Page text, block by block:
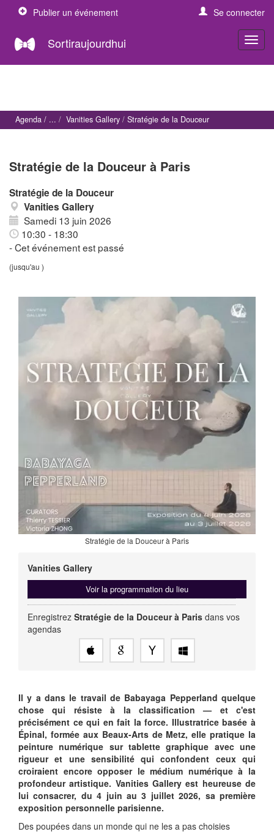
Publier un événement Se connecter
Sortiraujourdhui
Agenda Vanities Gallery Stratégie de la Douceur
Stratégie de la Douceur à Paris
Stratégie de la Douceur
Vanities Gallery
Samedi 13 juin 2026
10:30 - 18:30
- Cet événement est passé
(jusqu'au )
Stratégie de la Douceur à Paris
Vanities Gallery
Voir la programmation du lieu
Enregistrez Stratégie de la Douceur à Paris dans vos
agendas
Il y a dans le travail de Babayaga Pepperland quelque
chose qui résiste à la classification — et c'est
précisément ce qui en fait la force. Illustratrice basée à
Épinal, formée aux Beaux-Arts de Metz, elle pratique la
peinture numérique sur tablette graphique avec une
rigueur et une sensibilité qui confondent ceux qui
croiraient encore opposer le médium numérique à la
profondeur artistique. Vanities Gallery est heureuse de
lui consacrer, du 4 juin au 3 juillet 2026, sa première
exposition personnelle parisienne.
Des poupées dans un monde qui ne les a pas choisies